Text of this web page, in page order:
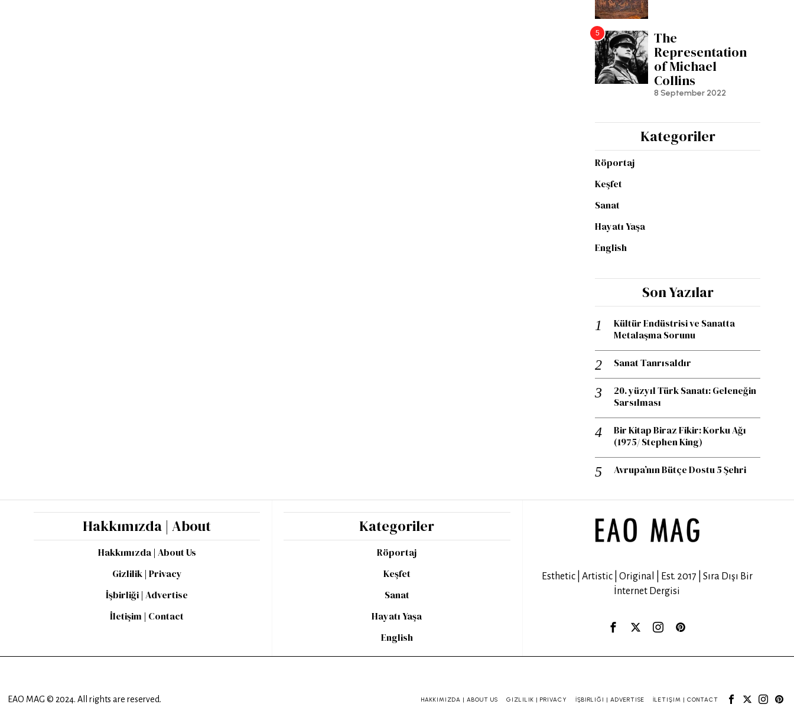
5
The
Representation
of Michael
Collins
8 September 2022
Kategoriler
Röportaj
Keşfet
Sanat
Hayatı Yaşa
English
Son Yazılar
Kültür Endüstrisi ve Sanatta
Metalaşma Sorunu
Sanat Tanrısaldır
20. yüzyıl Türk Sanatı: Geleneğin
Sarsılması
Bir Kitap Biraz Fikir: Korku Ağı
(1975/ Stephen King)
Avrupa’nın Bütçe Dostu 5 Şehri
Hakkımızda | About
Hakkımızda | About Us
Gizlilik | Privacy
İşbirliği | Advertise
İletişim | Contact
Kategoriler
Röportaj
Keşfet
Sanat
Hayatı Yaşa
English
Esthetic | Artistic | Original | Est. 2017 | Sıra Dışı Bir
İnternet Dergisi
EAO MAG © 2024. All rights are reserved. HAKKIMIZDA | ABOUT US GIZLILIK | PRIVACY İŞBIRLIĞI | ADVERTISE İLETIŞIM | CONTACT